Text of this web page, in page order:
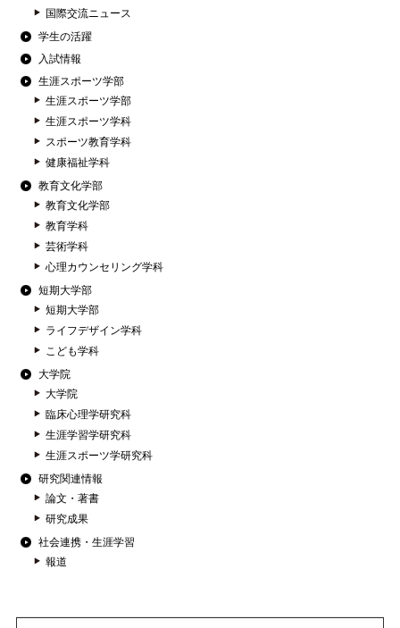
国際交流ニュース
学生の活躍
入試情報
生涯スポーツ学部
生涯スポーツ学部
生涯スポーツ学科
スポーツ教育学科
健康福祉学科
教育文化学部
教育文化学部
教育学科
芸術学科
心理カウンセリング学科
短期大学部
短期大学部
ライフデザイン学科
こども学科
大学院
大学院
臨床心理学研究科
生涯学習学研究科
生涯スポーツ学研究科
研究関連情報
論文・著書
研究成果
社会連携・生涯学習
報道